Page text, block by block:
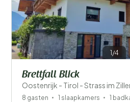
1/4
Brettfall Blick
Oostenrijk - Tirol - Strass im
8 gasten 1 slaapkamers 1